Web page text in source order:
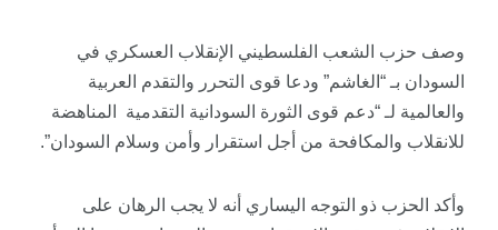
وصف حزب الشعب الفلسطيني الإنقلاب العسكري في
السودان بـ “الغاشم” ودعا قوى التحرر والتقدم العربية
والعالمية لـ “دعم قوى الثورة السودانية التقدمية المناهضة
للانقلاب والمكافحة من أجل استقرار وأمن وسلام السودان”.
وأكد الحزب ذو التوجه اليساري أنه لا يجب الرهان على